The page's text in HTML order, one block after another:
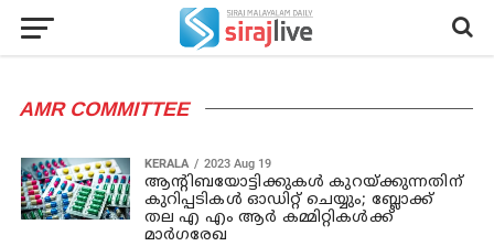
AMR COMMITTEE
KERALA 2023 Aug 19
ആന്റിബയോട്ടിക്കുകള്‍ കുറയ്ക്കുന്നതിന്
കുറിപ്പടികള്‍ ഓഡിറ്റ് ചെയ്യും; ബ്ലോക്ക്
തല എ എം ആര്‍ കമ്മിറ്റികള്‍ക്ക്
മാര്‍ഗരേഖ